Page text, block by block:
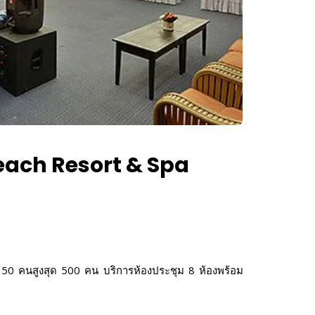
Resort & Spa
คนสูงสุด 500 คน บริการห้องประชุม 8 ห้องพร้อม